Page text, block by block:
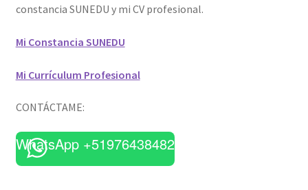
constancia SUNEDU y mi CV profesional.
Mi Constancia SUNEDU
Mi Currículum Profesional
CONTÁCTAME:
WhatsApp +51976438482